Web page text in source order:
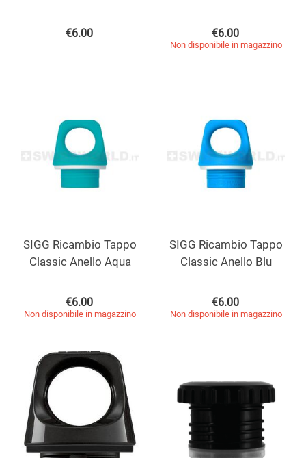
€6.00 €6.00
Non disponibile in magazzino
SIGG Ricambio Tappo
Classic Anello Aqua
€6.00
Non disponibile in magazzino
SIGG Ricambio Tappo
Classic Anello Blu
€6.00
Non disponibile in magazzino